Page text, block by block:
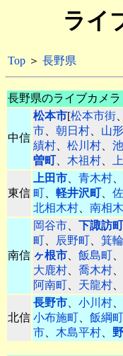
ライ
Top ＞ 長野県
長野県のライブカメラ
中信
松本市[松本市街、
市、 朝日村、 山
績村、 松川村、
曽町、 木祖村、
東信
上田市、 青木村、
町、 軽井沢町、
北相木村、 南相
南信
岡谷市、 下諏訪町
町、 辰野町、 箕
ヶ根市、 飯島町、
大鹿村、 喬木村、
阿南町、 天龍村、
北信
長野市、 小川村、
小布施町、 飯綱町
市、 木島平村、